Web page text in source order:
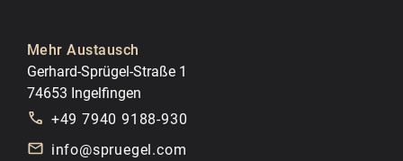
Mehr Austausch
Gerhard-Sprügel-Straße 1
74653 Ingelfingen
+49 7940 9188-930
info@spruegel.com